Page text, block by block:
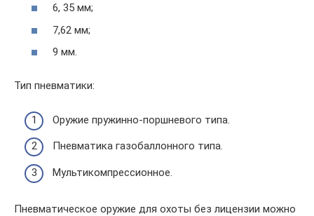
6, 35 мм;
7,62 мм;
9 мм.
Тип пневматики:
Оружие пружинно-поршневого типа.
Пневматика газобаллонного типа.
Мультикомпрессионное.
Пневматическое оружие для охоты без лицензии можно